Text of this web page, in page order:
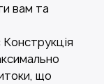
вам та
Конструкція
що